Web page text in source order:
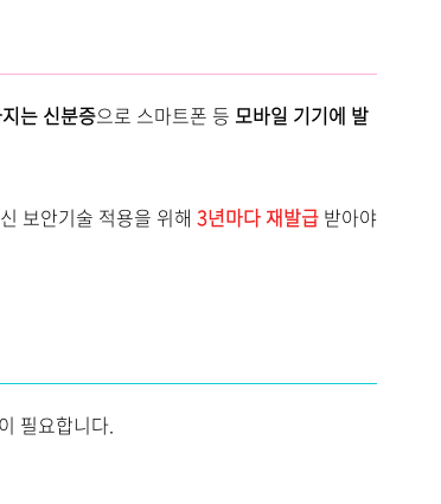
는 신분증으로 스마트폰 등 모바일 기기에 발
보안기술 적용을 위해 3년마다 재발급 받아야
필요합니다.